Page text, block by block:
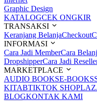
Graphic Design
KATALOGCEK ONGKIR
TRANSAKSI
Keranjang BelanjaCheckout
INFORMASI
Cara Jadi MemberCara
DropshipperCara Jadi
MARKETPLACE
AUDIO BOOKSE-BOOKS
KITABTIKTOK SHOP
BLOGKONTAK KAMI